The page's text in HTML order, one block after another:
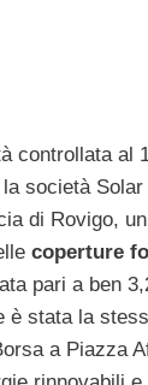
controllata al
la società
di Rovigo,
coperture
pari a ben
è stata la
a Piazza